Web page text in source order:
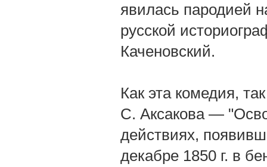
явилась пародией
русской
Каченовский.
Как эта комедия,
С. Аксакова —
действиях,
декабре 1850 г. в